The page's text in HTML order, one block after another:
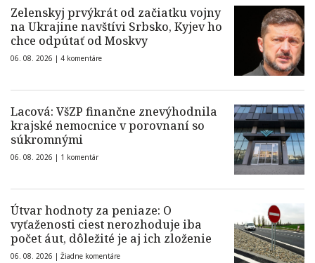
Zelenskyj prvýkrát od začiatku vojny
na Ukrajine navštívi Srbsko, Kyjev ho
chce odpútať od Moskvy
06. 08. 2026 | 4 komentáre
Lacová: VšZP finančne znevýhodnila
krajské nemocnice v porovnaní so
súkromnými
06. 08. 2026 | 1 komentár
Útvar hodnoty za peniaze: O
vyťaženosti ciest nerozhoduje iba
počet áut, dôležité je aj ich zloženie
06. 08. 2026 | Žiadne komentáre